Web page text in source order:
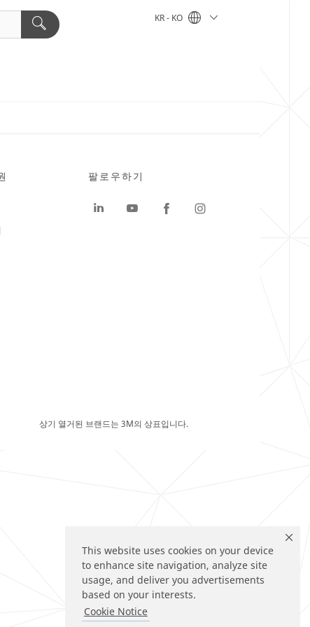
This website uses cookies on your device
to enhance site navigation, analyze site
usage, and deliver you advertisements
based on your interests.
Cookie Notice
KR - KO
팔로우하기
상기 열거된 브랜드는 3M의 상표입니다.